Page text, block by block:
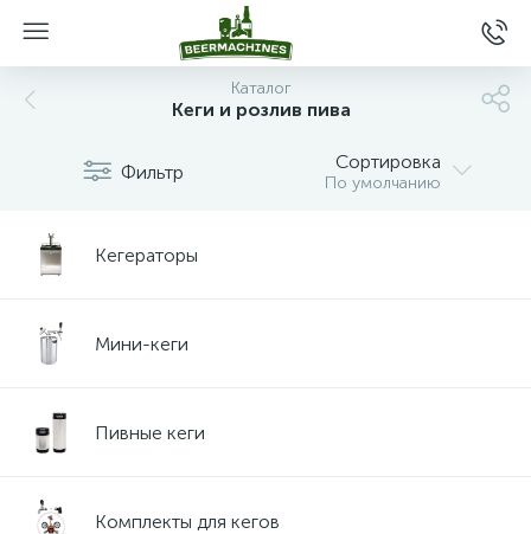
Каталог
Кеги и розлив пива
Фильтр Сортировка
По умолчанию
Кегераторы
Мини-кеги
Пивные кеги
Комплекты для кегов